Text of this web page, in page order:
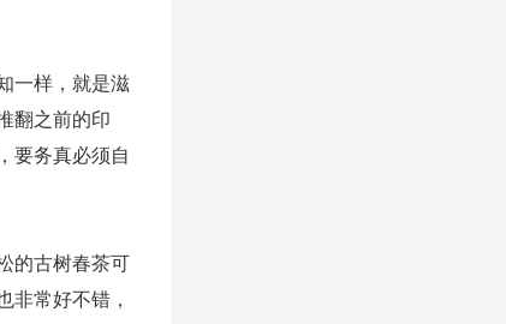
一样，就是滋
翻之前的印
要务真必须自
的古树春茶可
非常好不错，